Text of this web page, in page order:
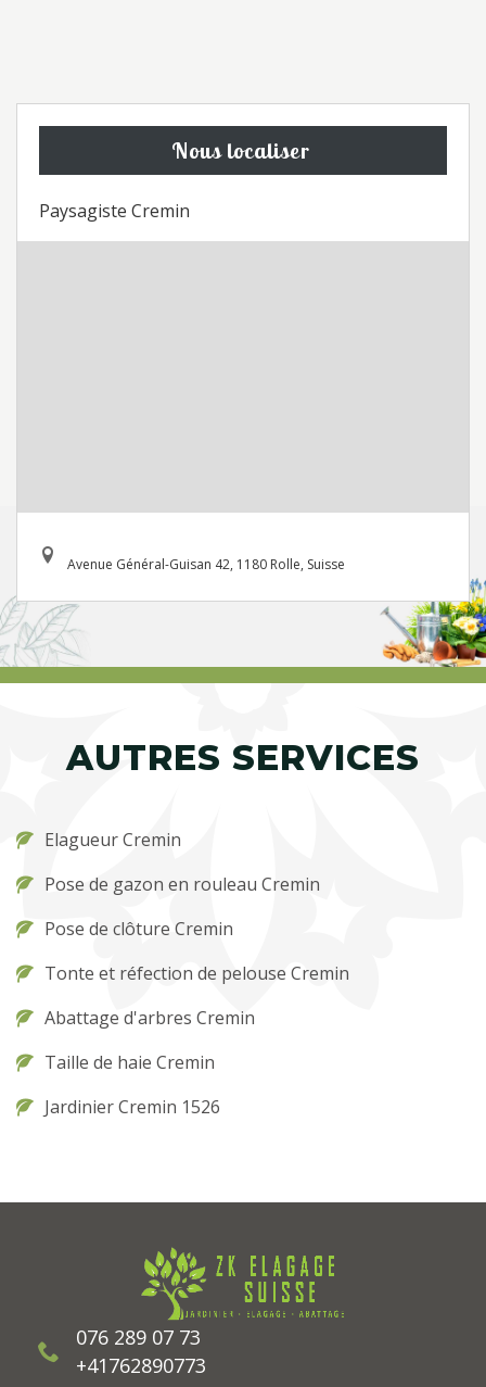
Nous localiser
Paysagiste Cremin
Avenue Général-Guisan 42, 1180 Rolle, Suisse
AUTRES SERVICES
Elagueur Cremin
Pose de gazon en rouleau Cremin
Pose de clôture Cremin
Tonte et réfection de pelouse Cremin
Abattage d'arbres Cremin
Taille de haie Cremin
Jardinier Cremin 1526
076 289 07 73
+41762890773